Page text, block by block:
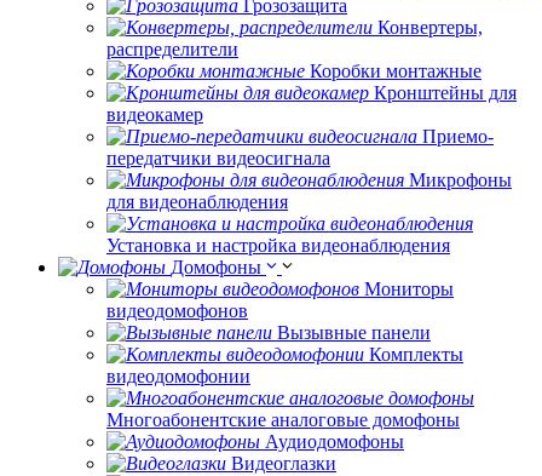
Грозозащита
Конвертеры,
распределители
Коробки монтажные
Кронштейны для
видеокамер
Приемо-
передатчики видеосигнала
Микрофоны
для видеонаблюдения
Установка и настройка видеонаблюдения
Домофоны
Мониторы
видеодомофонов
Вызывные панели
Комплекты
видеодомофонии
Многоабонентские аналоговые домофоны
Аудиодомофоны
Видеоглазки